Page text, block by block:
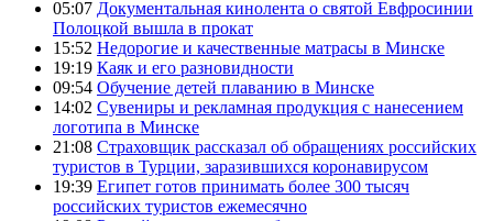
05:07 Документальная кинолента о святой Евфросинии
Полоцкой вышла в прокат
15:52 Недорогие и качественные матрасы в Минске
19:19 Каяк и его разновидности
09:54 Обучение детей плаванию в Минске
14:02 Сувениры и рекламная продукция с нанесением
логотипа в Минске
21:08 Страховщик рассказал об обращениях российских
туристов в Турции, заразившихся коронавирусом
19:39 Египет готов принимать более 300 тысяч
российских туристов ежемесячно